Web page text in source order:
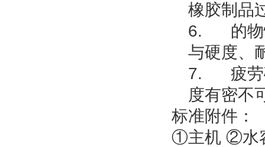
橡胶制品
6.
的
与硬度、
7.
疲
度有密不
标准附件：
①主机 ②水